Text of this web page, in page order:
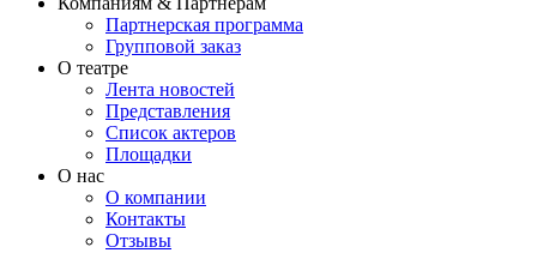
Партнерская программа
Групповой заказ
О театре
Лента новостей
Представления
Список актеров
Площадки
О нас
О компании
Контакты
Отзывы